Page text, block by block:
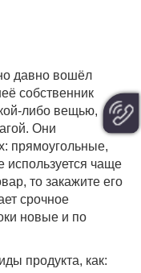
давно вошёл
собственник
либо вещью,
Они
прямоугольные,
используется чаще
то закажите его
срочное
новые и по
продукта, как: